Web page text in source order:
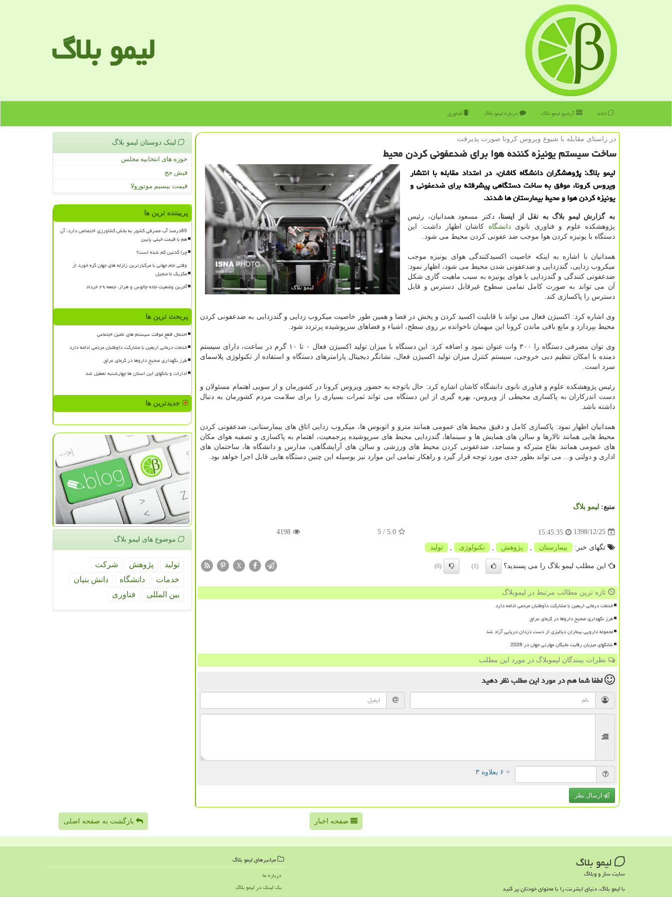
لیمو بلاگ
خانه آرشیو لیمو بلاگ درباره لیمو بلاگ فناوری
در راستای مقابله با شیوع ویروس كرونا صورت پذیرفت
ساخت سیستم یونیزه كننده هوا برای ضدعفونی كردن محیط
لیمو بلاگ: پژوهشگران دانشگاه كاشان، در امتداد مقابله با انتشار
ویروس كرونا، موفق به ساخت دستگاهی پیشرفته برای ضدعفونی و
یونیزه كردن هوا و محیط بیمارستان ها شدند.
به گزارش لیمو بلاگ به نقل از ایسنا،دكتر مسعود همدانیان، رئیس
پژوهشكده علوم و فناوری نانویدانشگاه كاشان اظهار داشت: این
دستگاه با یونیزه كردن هوا موجب ضد عفونی كردن محیط می شود.
همدانیان با اشاره به اینكه خاصیت اكسیدكنندگی هوای یونیزه موجب
میكروب زدایی، گندزدایی و ضدعفونی شدن محیط می شود، اظهار نمود:
ضدعفونی كنندگی و گندزدایی با هوای یونیزه به سبب ماهیت گازی شكل
آن می تواند به صورت كامل تمامی سطوح غیرقابل دسترس و قابل
دسترس را پاكسازی كند.
وی اشاره كرد: اكسیژن فعال می تواند با قابلیت اكسید كردن و پخش در فضا و همین طور خاصیت میكروب زدایی و گندزدایی به ضدعفونی كردن
محیط بپردازد و مانع باقی ماندن كرونا این میهمان ناخوانده بر روی سطح، اشیاء و فضاهای سرپوشیده پرتردد شود.
وی توان مصرفی دستگاه را ۳۰۰ وات عنوان نمود و اضافه كرد: این دستگاه با میزان تولید اكسیژن فعال ۰ تا ۱۰ گرم در ساعت، دارای سیستم
دمنده با امكان تنظیم دبی خروجی، سیستم كنترل میزان تولید اكسیژن فعال، نشانگر دیجیتال پارامترهای دستگاه و استفاده از تكنولوژی پلاسمای
سرد است.
رئیس پژوهشكده علوم و فناوری نانوی دانشگاه كاشان اشاره كرد: حال باتوجه به حضور ویروس كرونا در كشورمان و از سویی اهتمام مسئولان و
دست اندركاران به پاكسازی محیطی از ویروس، بهره گیری از این دستگاه می تواند ثمرات بسیاری را برای سلامت مردم كشورمان به دنبال
داشته باشد.
همدانیان اظهار نمود: پاكسازی كامل و دقیق محیط های عمومی همانند مترو و اتوبوس ها، میكروب زدایی اتاق های بیمارستانی، ضدعفونی كردن
محیط هایی همانند تالارها و سالن های همایش ها و سینماها، گندزدایی محیط های سرپوشیده پرجمعیت، اهتمام به پاكسازی و تصفیه هوای مكان
های عمومی همانند بقاع متبركه و مساجد، ضدعفونی كردن محیط های ورزشی و سالن های آرایشگاهی، مدارس و دانشگاه ها، ساختمان های
اداری و دولتی و... می تواند بطور جدی مورد توجه قرار گیرد و راهكار تمامی این موارد نیز بوسیله این چنین دستگاه هایی قابل اجرا خواهد بود.
منبع: لیمو بلاگ
1398/12/25
15:45:35
5.0
/ 5
4198
تگهای خبر: بیمارستان پژوهش تكنولوژی تولید
این مطلب لیمو بلاگ را می پسندید؟ (1)
(0)
X
تازه ترین مطالب مرتبط در لیموبلاگ
خدمات درمانی اربعین با مشارکت داوطلبان مردمی ادامه دارد
طرز نگهداری صحیح داروها در گرمای عراق
محموله دارویی بیماران دیالیزی از دست دزدان دریایی آزاد شد
شانگهای میزبان رقابت نخبگان مهارتی جهان در 2026
نظرات بینندگان لیموبلاگ در مورد این مطلب
لطفا شما همدر مورد این مطلبنظر دهید
= ۶ بعلاوه ۳
ارسال نظر
لینک دوستان لیمو بلاگ
حوزه های انتخابیه مجلس
فیش حج
قیمت بیسیم موتورولا
پربیننده ترین ها
85درصد آب مصرفی کشور به بخش کشاورزی اختصاص دارد، آن
هم با قیمت خیلی پایین
چرا کدئین کم شده است؟
وقتی جام جهانی با مرگبارترین زلزله های جهان گره خورد از
مکزیک تا منجیل
آخرین وضعیت جاده چالوس و هراز، جمعه ۲۹ خرداد
پربحث ترین ها
احتمال قطع موقت سیستم های تامین اجتماعی
خدمات درمانی اربعین با مشارکت داوطلبان مردمی ادامه دارد
طرز نگهداری صحیح داروها در گرمای عراق
ادارات و بانکهای این استان ها چهارشنبه تعطیل شد
جدیدترین ها
موضوع های لیمو بلاگ
تولید پژوهش
شركت
خدمات
دانشگاه
دانش بنیان
بین المللی
فناوری
صفحه اخبار بازگشت به صفحه اصلی
لیمو بلاگ
سایت ساز و وبلاگ
با لیمو بلاگ، دنیای اینترنت را با محتوای خودتان پر کنید
میانبرهای لیمو بلاگ
درباره ما
بک لینک در لیمو بلاگ